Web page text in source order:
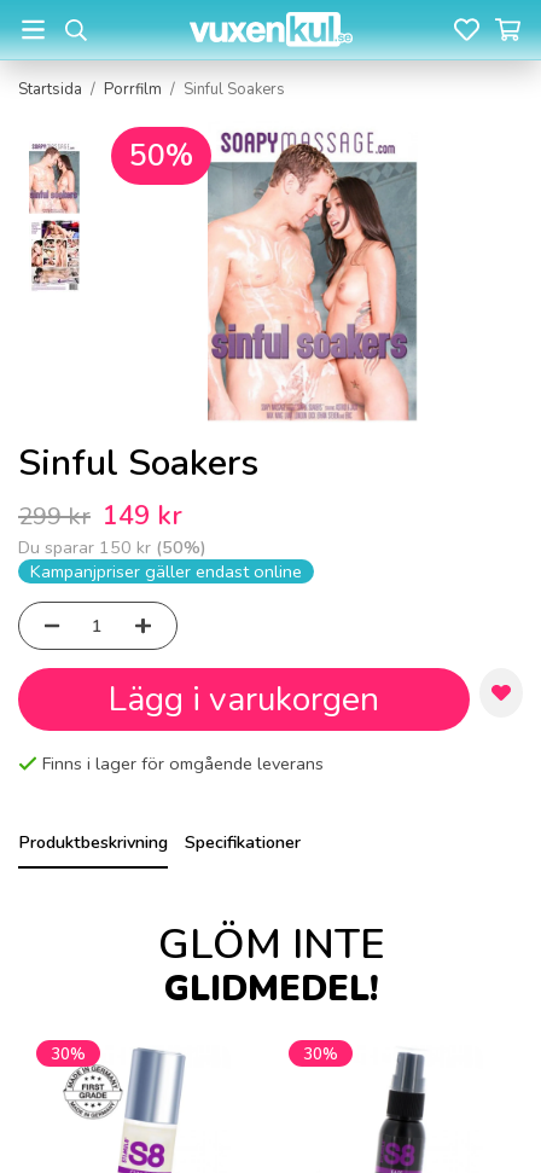
Startsida / Porrfilm / Sinful Soakers
50%
Sinful Soakers
299 kr 149 kr
Du sparar 150 kr (50%)
Kampanjpriser gäller endast online
Lägg i varukorgen
Finns i lager för omgående leverans
Produktbeskrivning Specifikationer
GLÖM INTE
GLIDMEDEL!
30% 30%